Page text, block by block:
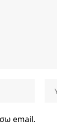
email.